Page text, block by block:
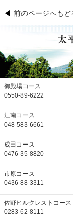
前のページへもど
御殿場コース
0550-89-6222
江南コース
048-583-6661
成田コース
0476-35-8820
市原コース
0436-88-3311
佐野ヒルクレストコース
0283-62-8111